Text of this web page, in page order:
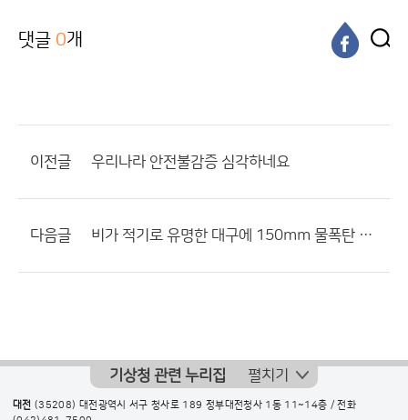
댓글 0개
이전글 우리나라 안전불감증 심각하네요
다음글 비가 적기로 유명한 대구에 150mm 물폭탄 내렸네요.
기상청 관련 누리집 펼치기
대전 (35208) 대전광역시 서구 청사로 189 정부대전청사 1동 11~14층 / 전화